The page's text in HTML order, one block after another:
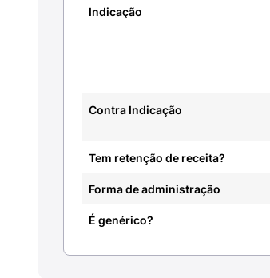
Indicação
Contra Indicação
Tem retenção de receita?
Forma de administração
É genérico?